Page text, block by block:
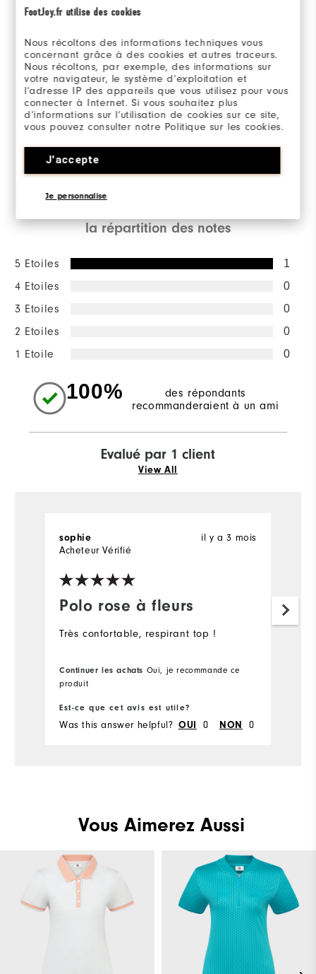
FootJoy.fr utilise des cookies
Nous récoltons des informations techniques vous
concernant grâce à des cookies et autres traceurs.
Nous récoltons, par exemple, des informations sur
votre navigateur, le système d’exploitation et
l’adresse IP des appareils que vous utilisez pour vous
connecter à Internet. Si vous souhaitez plus
d’informations sur l’utilisation de cookies sur ce site,
vous pouvez consulter notre Politique sur les cookies.
J'accepte
Je personnalise
5.0/5
RÉDIGER UN AVIS
la répartition des notes
5 Etoiles 1
4 Etoiles 0
3 Etoiles 0
2 Etoiles 0
1 Etoile 0
100%
des répondants
recommanderaient à un ami
Evalué par 1 client
View All
Polo rose à fleurs
il y a 3 mois
sophie
Acheteur Vérifié
Très confortable, respirant top !
Continuer les achats Oui, je recommande ce
produit
Est-ce que cet avis est utile?
Was this answer helpful? OUI 0 NON 0
Vous Aimerez Aussi